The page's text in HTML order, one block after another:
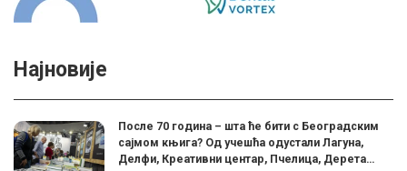
Најновије
После 70 година – шта ће бити с Београдским
сајмом књига? Од учешћа одустали Лагуна,
Делфи, Креативни центар, Пчелица, Дерета…